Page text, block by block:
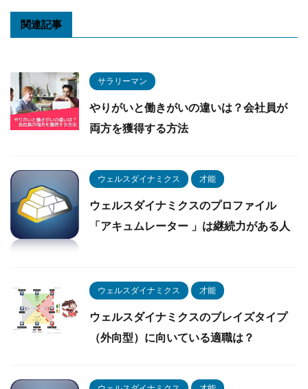
関連記事
サラリーマン
やりがいと働きがいの違いは？会社員が
両方を獲得する方法
ウェルスダイナミクス 才能
ウェルスダイナミクスのプロファイル
「アキュムレーター 」は継続力がある人
ウェルスダイナミクス 才能
ウェルスダイナミクスのブレイズタイプ
（外向型）に向いている適職は？